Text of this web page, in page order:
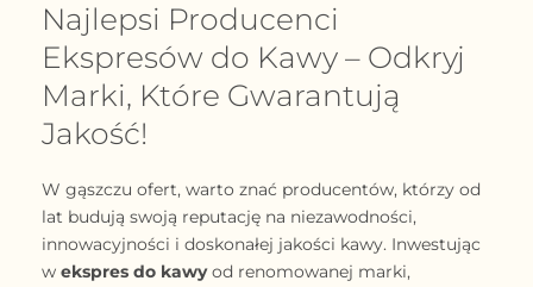
Najlepsi Producenci
Ekspresów do Kawy – Odkryj
Marki, Które Gwarantują
Jakość!
W gąszczu ofert, warto znać producentów, którzy od
lat budują swoją reputację na niezawodności,
innowacyjności i doskonałej jakości kawy. Inwestując
w ekspres do kawyod renomowanej marki,